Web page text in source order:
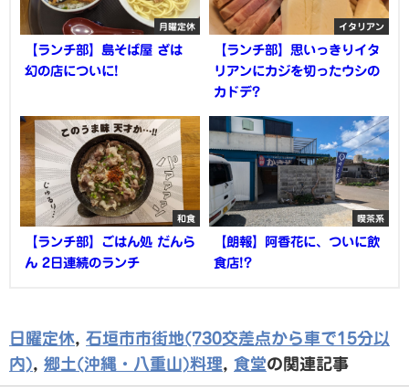
月曜定休
【ランチ部】島そば屋 ざは
幻の店についに!
イタリアン
【ランチ部】思いっきりイタ
リアンにカジを切ったウシの
カドデ?
和食
【ランチ部】ごはん処 だんら
ん 2日連続のランチ
喫茶系
【朗報】阿香花に、ついに飲
食店!?
日曜定休, 石垣市市街地(730交差点から車で15分以
内), 郷土(沖縄・八重山)料理, 食堂の関連記事